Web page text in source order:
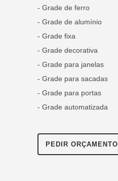
- Grade de ferro
- Grade de alumínio
- Grade fixa
- Grade decorativa
- Grade para janelas
- Grade para sacadas
- Grade para portas
- Grade automatizada
PEDIR ORÇAMENTO